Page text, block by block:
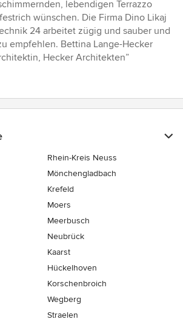
lebendigen Terrazzo
wünschen. Die Firma Dino Likaj
24 arbeitet zügig und sauber und
empfehlen. Bettina Lange-Hecker
Hecker Architekten”
Rhein-Kreis Neuss
Mönchengladbach
Krefeld
Moers
Meerbusch
Neubrück
Kaarst
Hückelhoven
Korschenbroich
Wegberg
Straelen